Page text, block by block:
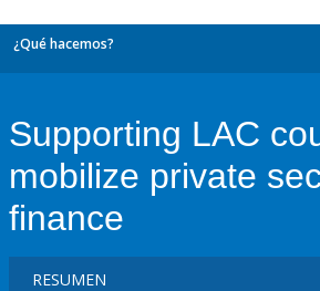
¿Qué hacemos?
Supporting LAC
mobilize private
finance